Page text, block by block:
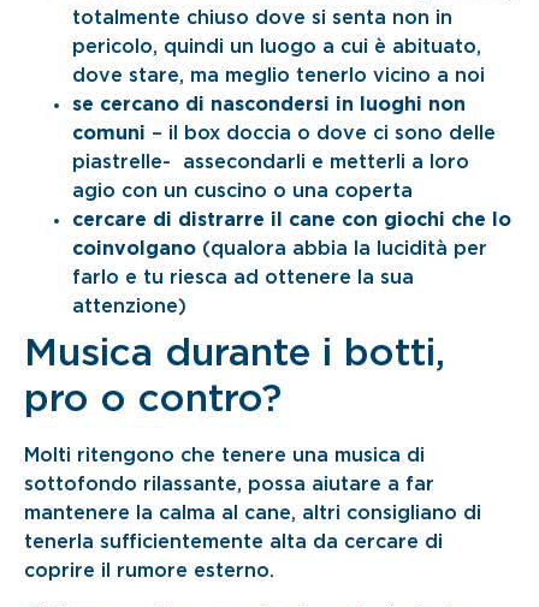
totalmente chiuso dove si senta non in
pericolo, quindi un luogo a cui è abituato,
dove stare, ma meglio tenerlo vicino a noi
se cercano di nascondersi in luoghi non
comuni – il box doccia o dove ci sono delle
piastrelle- assecondarli e metterli a loro
agio con un cuscino o una coperta
cercare di distrarre il cane con giochi che lo
coinvolgano (qualora abbia la lucidità per
farlo e tu riesca ad ottenere la sua
attenzione)
Musica durante i botti,
pro o contro?
Molti ritengono che tenere una musica di
sottofondo rilassante, possa aiutare a far
mantenere la calma al cane, altri consigliano di
tenerla sufficientemente alta da cercare di
coprire il rumore esterno.